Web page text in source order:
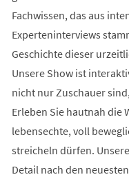
Fachwissen, das aus
Experteninterviews
Geschichte dieser
Unsere Show ist
nicht nur Zuschauer
Erleben Sie hautnah die
lebensechte, voll
streicheln dürfen.
Detail nach den